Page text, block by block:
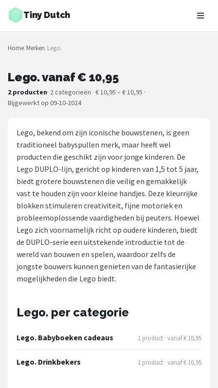
Tiny Dutch
Zoeken
NAVIGATIE
Merken
Speelgoed
Knuffel Cadeaus
Babykleding Cadeaus
Shop
POPULAIRE MERKEN
Jollein
Little Dutch
Happy Horse
Soft Touch
Home/Merken/Lego.
Lego. vanaf € 10,95
2 producten· 2 categorieën · € 10,95 – € 10,95 ·
Bijgewerkt op 09-10-2024
Lego, bekend om zijn iconische bouwstenen, is geen
traditioneel babyspullen merk, maar heeft wel
producten die geschikt zijn voor jonge kinderen. De
Lego DUPLO-lijn, gericht op kinderen van 1,5 tot 5 jaar,
biedt grotere bouwstenen die veilig en gemakkelijk
vast te houden zijn voor kleine handjes. Deze kleurrijke
blokken stimuleren creativiteit, fijne motoriek en
probleemoplossende vaardigheden bij peuters. Hoewel
Lego zich voornamelijk richt op oudere kinderen, biedt
de DUPLO-serie een uitstekende introductie tot de
wereld van bouwen en spelen, waardoor zelfs de
jongste bouwers kunnen genieten van de fantasierijke
mogelijkheden die Lego biedt.
Lego. per categorie
Lego. Babyboeken cadeaus 1 product · vanaf € 10,95
Lego. Drinkbekers 1 product · vanaf € 10,95